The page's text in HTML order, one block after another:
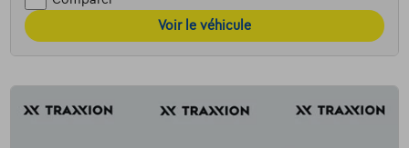
Voir le véhicule